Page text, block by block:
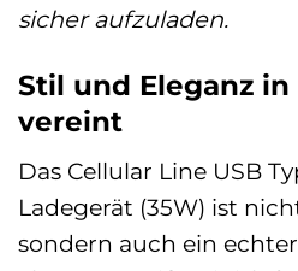
sicher aufzuladen.
Stil und Eleganz
vereint
Das Cellular Line USB
Ladegerät (35W) ist
sondern auch ein